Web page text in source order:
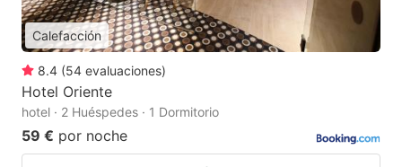
Calefacción
8.4 (54 evaluaciones)
Hotel Oriente
hotel · 2 Huéspedes · 1 Dormitorio
59 € por noche